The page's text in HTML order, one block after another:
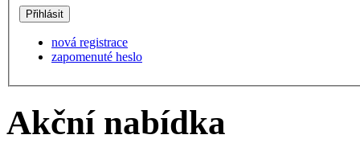
nová registrace
zapomenuté heslo
Akční nabídka